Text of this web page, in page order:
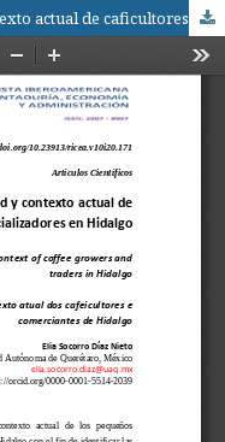
Estrategias de competitividad y contexto actual de caficultores y comercializadores en Hidalgo